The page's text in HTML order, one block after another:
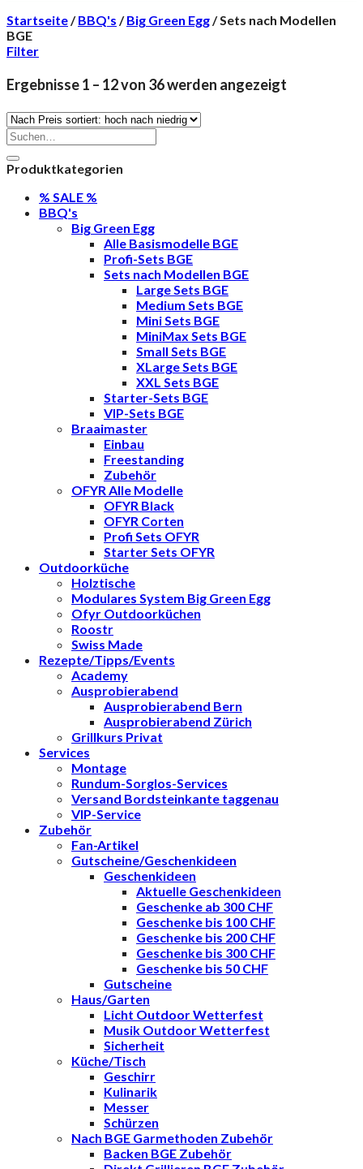
Startseite/ BBQ's / Big Green Egg/Sets nach Modellen
BGE
Filter
Ergebnisse 1 – 12 von 36 werden angezeigt
Suche
nach:
Produktkategorien
% SALE %
BBQ's
Big Green Egg
Alle Basismodelle BGE
Profi-Sets BGE
Sets nach Modellen BGE
Large Sets BGE
Medium Sets BGE
Mini Sets BGE
MiniMax Sets BGE
Small Sets BGE
XLarge Sets BGE
XXL Sets BGE
Starter-Sets BGE
VIP-Sets BGE
Braaimaster
Einbau
Freestanding
Zubehör
OFYR Alle Modelle
OFYR Black
OFYR Corten
Profi Sets OFYR
Starter Sets OFYR
Outdoorküche
Holztische
Modulares System Big Green Egg
Ofyr Outdoorküchen
Roostr
Swiss Made
Rezepte/Tipps/Events
Academy
Ausprobierabend
Ausprobierabend Bern
Ausprobierabend Zürich
Grillkurs Privat
Services
Montage
Rundum-Sorglos-Services
Versand Bordsteinkante taggenau
VIP-Service
Zubehör
Fan-Artikel
Gutscheine/Geschenkideen
Geschenkideen
Aktuelle Geschenkideen
Geschenke ab 300 CHF
Geschenke bis 100 CHF
Geschenke bis 200 CHF
Geschenke bis 300 CHF
Geschenke bis 50 CHF
Gutscheine
Haus/Garten
Licht Outdoor Wetterfest
Musik Outdoor Wetterfest
Sicherheit
Küche/Tisch
Geschirr
Kulinarik
Messer
Schürzen
Nach BGE Garmethoden Zubehör
Backen BGE Zubehör